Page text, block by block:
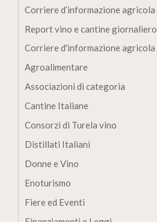
Corriere d’informazione agricola
Report vino e cantine giornaliero
Corriere d'informazione agricola
Agroalimentare
Associazioni di categoria
Cantine Italiane
Consorzi di Turela vino
Distillati Italiani
Donne e Vino
Enoturismo
Fiere ed Eventi